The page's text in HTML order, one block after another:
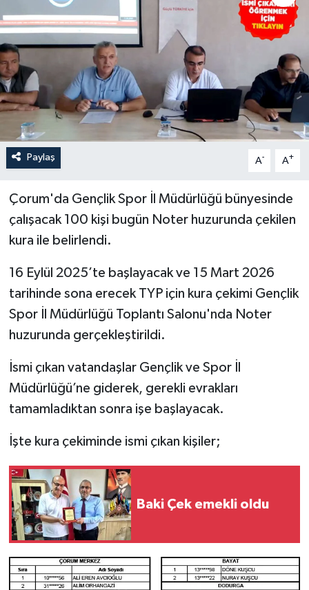
Paylaş A- A+
Çorum'da Gençlik Spor İl Müdürlüğü bünyesinde
çalışacak 100 kişi bugün Noter huzurunda çekilen
kura ile belirlendi.
16 Eylül 2025’te başlayacak ve 15 Mart 2026
tarihinde sona erecek TYP için kura çekimi Gençlik
Spor İl Müdürlüğü Toplantı Salonu'nda Noter
huzurunda gerçekleştirildi.
İsmi çıkan vatandaşlar Gençlik ve Spor İl
Müdürlüğü’ne giderek, gerekli evrakları
tamamladıktan sonra işe başlayacak.
İşte kura çekiminde ismi çıkan kişiler;
Baki Çek emekli oldu
OTOPARK
TEKNOLOJİ